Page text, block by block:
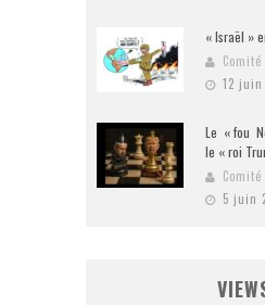
« Israël »
12 juin
Le « fou
le « roi
5 juin